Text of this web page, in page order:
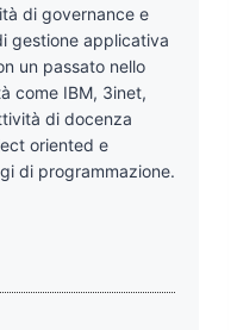
di governance e
gestione applicativa
un passato nello
come IBM, 3inet,
di docenza
oriented e
di programmazione.